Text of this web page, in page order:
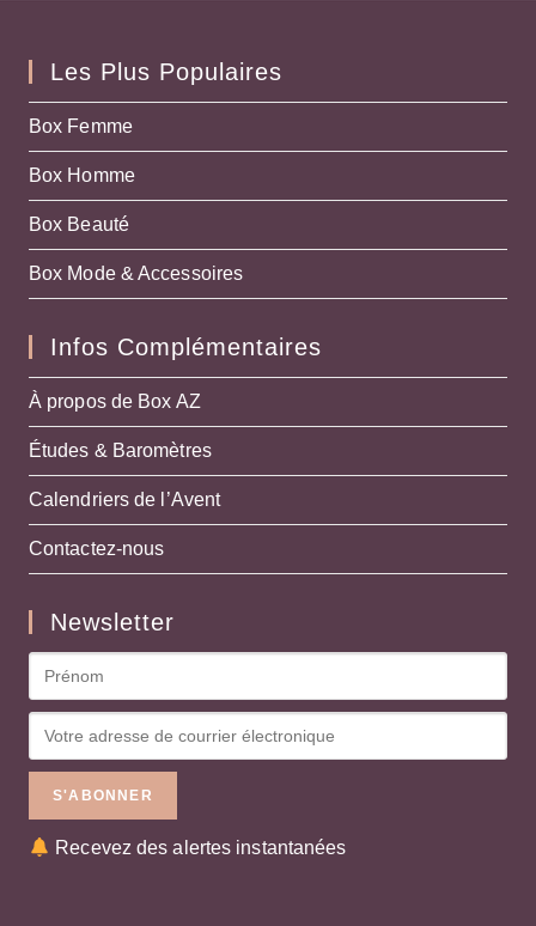
Les Plus Populaires
Box Femme
Box Homme
Box Beauté
Box Mode & Accessoires
Infos Complémentaires
À propos de Box AZ
Études & Baromètres
Calendriers de l’Avent
Contactez-nous
Newsletter
Recevez des alertes instantanées